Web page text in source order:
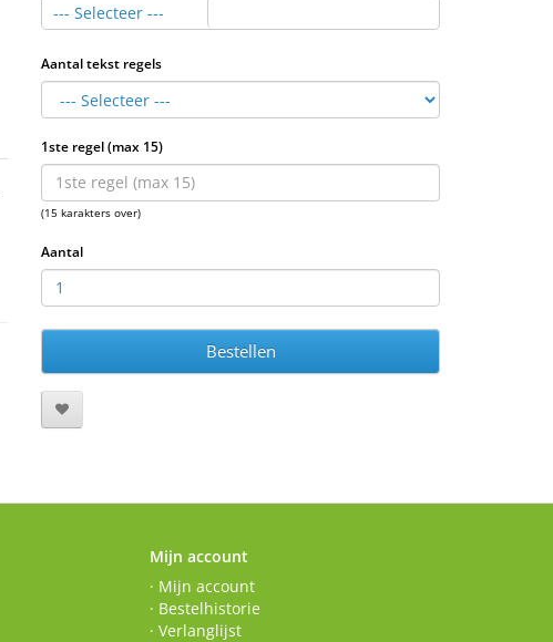
--- Selecteer ---
Aantal tekst regels
1ste regel (max 15)
(15 karakters over)
Aantal
Bestellen
Mijn account
· Mijn account
· Bestelhistorie
· Verlanglijst